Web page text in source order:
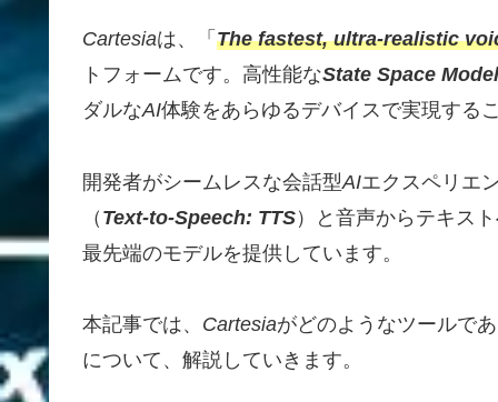
Cartesiaは、「 The fastest, ultra-realistic
トフォームです。高性能なState Space Model
ダルなAI体験をあらゆるデバイスで実現する
開発者がシームレスな会話型AIエクスペリエ
（ Text-to-Speech: TTS）と音声からテキス
最先端のモデルを提供しています。
本記事では、 Cartesiaがどのようなツールで
について、解説していきます。